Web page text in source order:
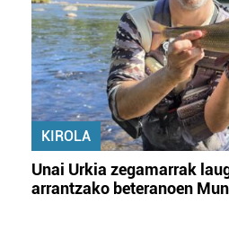
KIROLA
Unai Urkia zegamarrak
arrantzako beteranoen